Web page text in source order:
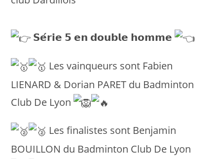
𝗦𝗲́𝗿𝗶𝗲 𝟱 𝗲𝗻 𝗱𝗼𝘂𝗯𝗹𝗲 𝗵𝗼𝗺𝗺𝗲
Les vainqueurs sont Fabien
LIENARD & Dorian PARET du Badminton
Club De Lyon
Les finalistes sont Benjamin
BOUILLON du Badminton Club De Lyon